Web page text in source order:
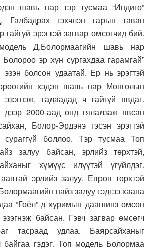
шавь нар тэр тусмаа “Индиго”
Галбадрах гэхчлэн гарын таван
гайгүй эрэгтэй загвар өмсөгчид бий.
Д.Болормаагийн шавь нар
эр хүн сургахдаа гарамгай”
эзэн болсон удаатай. Ер нь эрэгтэй
хэдэн шавь нар Монголын
гадаадад ч гайгүй явдаг.
дээр 2000-аад онд гялалзаж явсан
Болор-Эрдэнэ гэсэн эрэгтэй
сураггүй боллоо. Тэр тусмаа Топ
залуу байсан, эрлийз төрхтэй,
хүмүүс илүүтэй үгүйлдэг.
эрлийз залуу. Европ төрхтэй
найз залуу гэдгээ хаана
“Гоёл”-д хуримын даашинз өмсөн
байсан. Гэвч загвар өмсөгч
тасраад удлаа. Баярсайханыг
гэдэг. Топ модель Болормаа